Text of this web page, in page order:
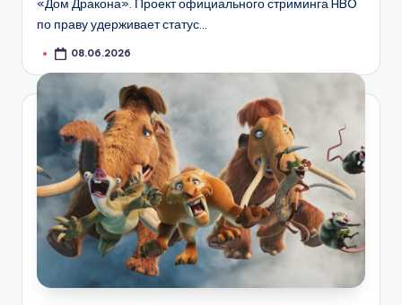
«Дом Дракона». Проект официального стриминга HBO
по праву удерживает статус…
08.06.2026